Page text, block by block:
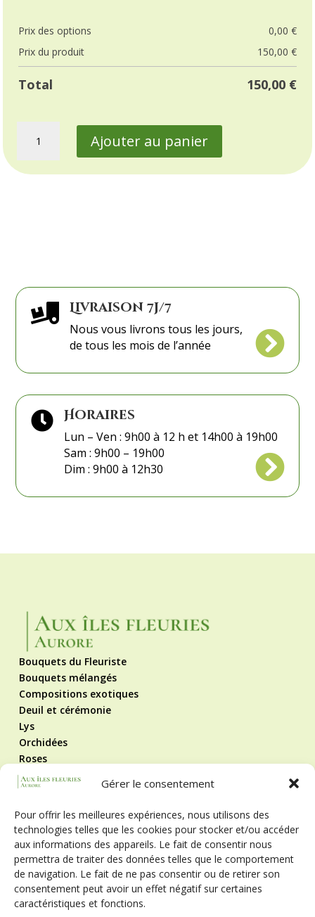
Gérer le consentement
Pour offrir les meilleures expériences, nous utilisons des
technologies telles que les cookies pour stocker et/ou accéder
aux informations des appareils. Le fait de consentir nous
permettra de traiter des données telles que le comportement
de navigation. Le fait de ne pas consentir ou de retirer son
consentement peut avoir un effet négatif sur certaines
caractéristiques et fonctions.
Prix ​​des options 0,00 €
Prix ​​du produit
150,00 €
Total 150,00 €
Souffle
Ajouter au panier
 Livraison 7j/7
Nous vous livrons tous les jours,
de tous les mois de l’année

 Horaires
Lun – Ven : 9h00 à 12 h et 14h00 à 19h00
Sam : 9h00 – 19h00
Dim : 9h00 à 12h30

Bouquets du Fleuriste
Bouquets mélangés
Compositions exotiques
Deuil et cérémonie
Lys
Orchidées
Roses
Roses éternelles
Contact
Politique de cookies
CGV
Suivez-nous !